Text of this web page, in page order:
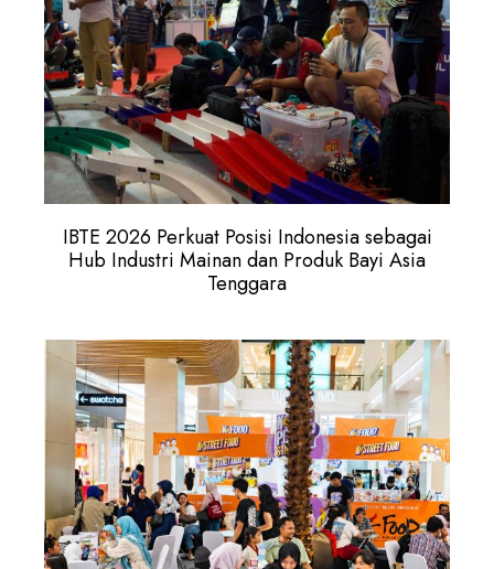
IBTE 2026 Perkuat Posisi Indonesia sebagai
Hub Industri Mainan dan Produk Bayi Asia
Tenggara